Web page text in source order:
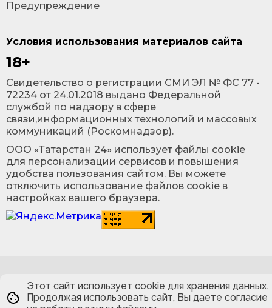
Условия использования материалов сайта
18+
Cвидетельство о регистрации СМИ ЭЛ № ФС 77 -
72234 от 24.01.2018 выдано Федеральной
службой по надзору в сфере
связи,информационных технологий и массовых
коммуникаций (Роскомнадзор).
ООО «Татарстан 24» использует файлы cookie
для персонализации сервисов и повышения
удобства пользования сайтом. Вы можете
отключить использование файлов cookie в
настройках вашего браузера.
Предупреждение
Этот сайт использует cookie для хранения данных.
Продолжая использовать сайт, Вы даете согласие